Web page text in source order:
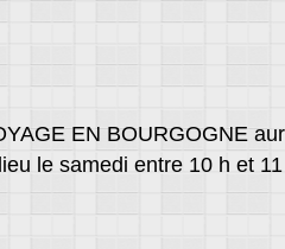
EN BOURGOGNE
le samedi entre 10 h et